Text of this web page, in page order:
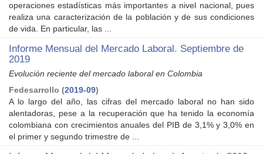
operaciones estadísticas más importantes a nivel nacional, pues
realiza una caracterización de la población y de sus condiciones
de vida. En particular, las ...
Informe Mensual del Mercado Laboral. Septiembre de
2019
Evolución reciente del mercado laboral en Colombia
Fedesarrollo (2019-09)
A lo largo del año, las cifras del mercado laboral no han sido
alentadoras, pese a la recuperación que ha tenido la economía
colombiana con crecimientos anuales del PIB de 3,1% y 3,0% en
el primer y segundo trimestre de ...